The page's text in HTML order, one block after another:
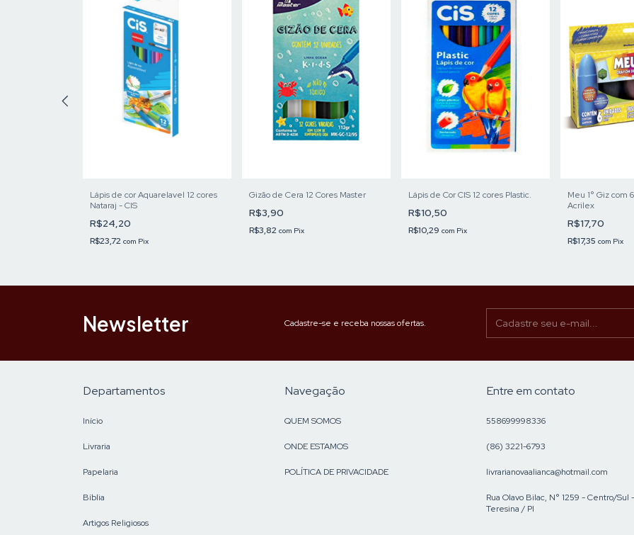
Lápis de cor Aquarelavel 12 cores
Nataraj - CIS
R$24,20
R$23,72 com Pix
Gizão de Cera 12 Cores Master
R$3,90
R$3,82 com Pix
Lápis de Cor CIS 12 cores Plastic.
R$10,50
R$10,29 com Pix
Meu 1° Giz com
Acrilex
R$17,70
R$17,35 com Pix
Newsletter Cadastre-se e receba nossas ofertas.
Departamentos
Início
Livraria
Papelaria
Bíblia
Artigos Religiosos
Navegação
QUEM SOMOS
ONDE ESTAMOS
POLÍTICA DE PRIVACIDADE
Entre em contato
558699998336
(86) 3221-6793
livrarianovaalianca@hotmail.com
Rua Olavo Bilac, N° 1259 - Centro/Sul -
Teresina / PI